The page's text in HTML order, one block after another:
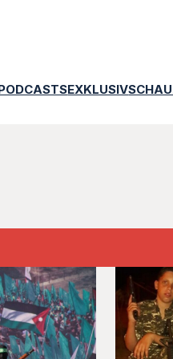
EXKLUSIV